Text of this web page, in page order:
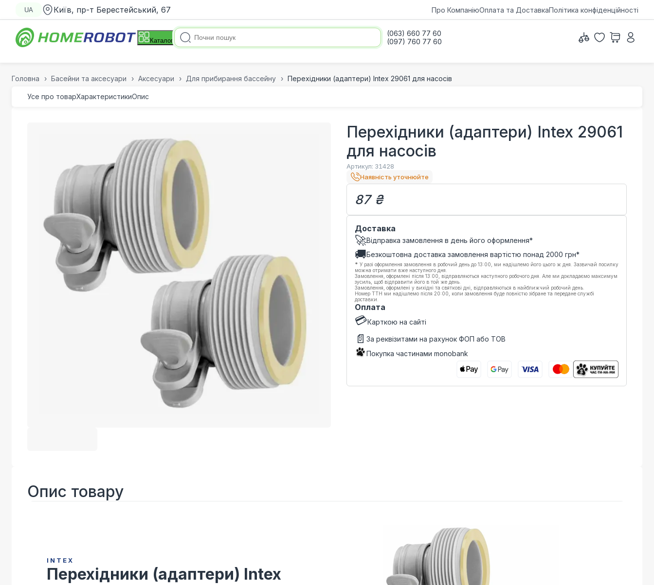
UA Київ, пр-т Берестейський, 67 Про КомпаніюОплата та ДоставкаПолітика конфіденційності
Каталог
(063) 660 77 60
(097) 760 77 60
Головна Басейни та аксесуари Аксесуари Для прибирання бассейну Перехідники (адаптери) Intex 29061 для насосів
Усе про товарХарактеристикиОпис
Перехідники (адаптери) Intex 29061
для насосів
Артикул: 31428
Наявність уточнюйте
87 ₴
Доставка
🚀Відправка замовлення в день його оформлення*
🚚Безкоштовна доставка замовлення вартістю понад 2000 грн*
* У разі оформлення замовлення в робочий день до 13:00, ми надішлемо його цього ж дня. Зазвичай посилку
можна отримати вже наступного дня.
Замовлення, оформлені після 13:00, відправляються наступного робочого дня. Але ми докладаємо максимум
зусиль, щоб відправити його в той же день.
Замовлення, оформлені у вихідні та святкові дні, відправляються в найближчий робочий день.
Номер ТТН ми надішлемо після 20:00, коли замовлення буде повністю зібране та передане службі
доставки.
Оплата
💳Карткою на сайті
📄 За реквізитами на рахунок ФОП або ТОВ
Покупка частинами monobank
Опис товару
INTEX
Перехідники (адаптери) Intex